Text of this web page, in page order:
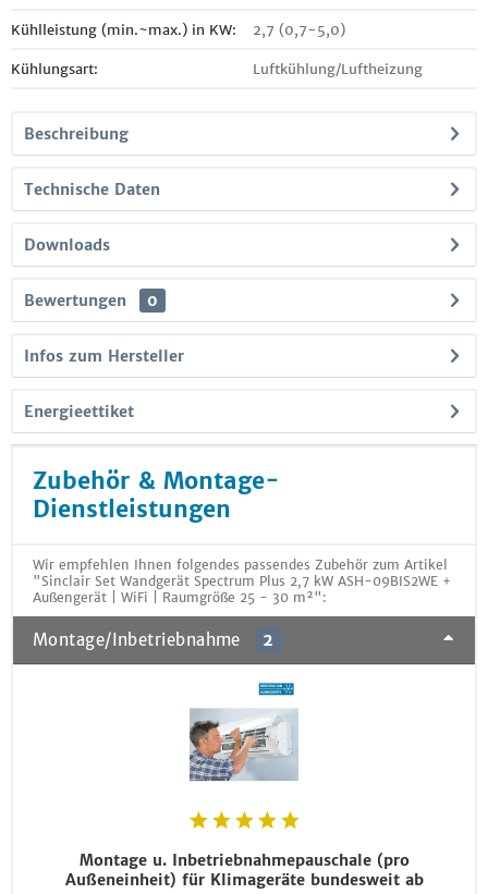
Kühlleistung (min.~max.) in KW: 2,7 (0,7-5,0)
Kühlungsart: Luftkühlung/Luftheizung
Beschreibung
Technische Daten
Downloads
Bewertungen 0
Infos zum Hersteller
Energieettiket
Zubehör & Montage-
Dienstleistungen
Wir empfehlen Ihnen folgendes passendes Zubehör zum Artikel
"Sinclair Set Wandgerät Spectrum Plus 2,7 kW ASH-09BIS2WE +
Außengerät | WiFi | Raumgröße 25 - 30 m²":
Montage/Inbetriebnahme 2
Montage u. Inbetriebnahmepauschale (pro
Außeneinheit) für Klimageräte bundesweit ab